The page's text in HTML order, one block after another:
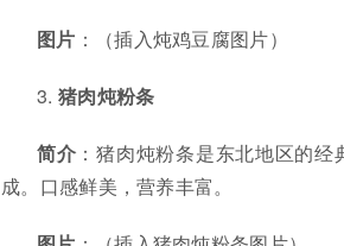
图片 ：（插入炖鸡豆腐图片）
3. 猪肉炖粉条
简介 ：猪肉炖粉条是东北地区的
成。口感鲜美，营养丰富。